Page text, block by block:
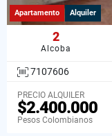
Apartamento Alquiler
2
Alcoba
7107606
PRECIO ALQUILER
$2.400.000
Pesos Colombianos